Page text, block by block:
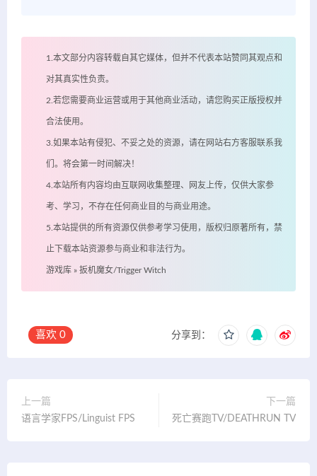
1.本文部分内容转载自其它媒体，但并不代表本站赞同其观点和
对其真实性负责。
2.若您需要商业运营或用于其他商业活动，请您购买正版授权并
合法使用。
3.如果本站有侵犯、不妥之处的资源，请在网站右方客服联系我
们。将会第一时间解决！
4.本站所有内容均由互联网收集整理、网友上传，仅供大家参
考、学习，不存在任何商业目的与商业用途。
5.本站提供的所有资源仅供参考学习使用，版权归原著所有，禁
止下载本站资源参与商业和非法行为。
游戏库 » 扳机魔女/Trigger Witch
喜欢 0 分享到：
上一篇
语言学家FPS/Linguist FPS
下一篇
死亡赛跑TV/DEATHRUN TV